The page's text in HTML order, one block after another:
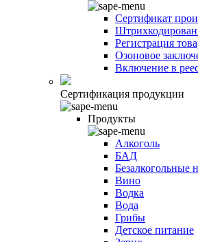
Сертификат
Регистрация
Озоновое
Включение в
Сертификация продукции
Продукты
Алкоголь
БАД
Безалкогольные
Вино
Водка
Вода
Грибы
Детское питание